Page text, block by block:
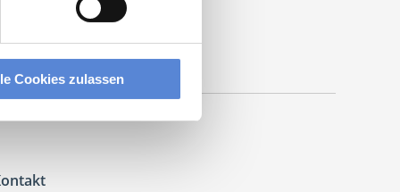
Cookies zulassen